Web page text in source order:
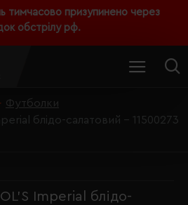
тимчасово призупинено через
обстрілу рф.
Футболки
блідо-салатовий - 11500273
Imperial блідо-